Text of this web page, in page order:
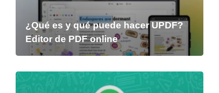
¿Qué es y qué puede hacer UPDF?
Editor de PDF online